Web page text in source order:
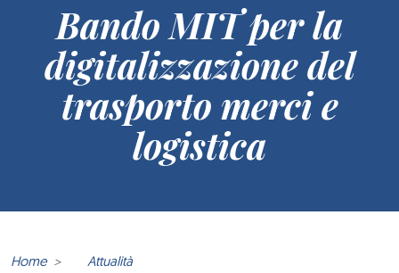
Bando MIT per la
digitalizzazione del
trasporto merci e
logistica
Home
Attualità